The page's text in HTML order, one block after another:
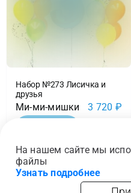
Набор №273 Лисичка и
друзья
Ми-ми-мишки 3 720 ₽
На нашем сайте мы
файлы
Узнать подробнее